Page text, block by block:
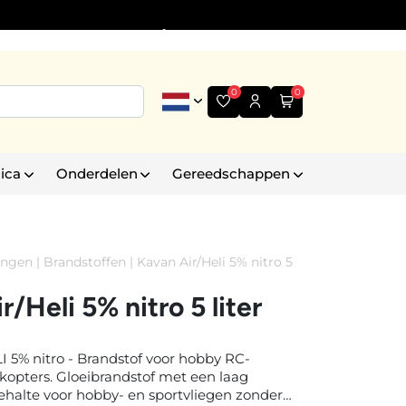
Informatie +31 (0)6 30 35 43 99
0 0
Onderdelen Gereedschappen
| Brandstoffen | Kavan Air/Heli 5% nitro 5
Heli 5% nitro 5 liter
5% nitro - Brandstof voor hobby RC-
Gloeibrandstof met een laag
voor hobby- en sportvliegen zonder